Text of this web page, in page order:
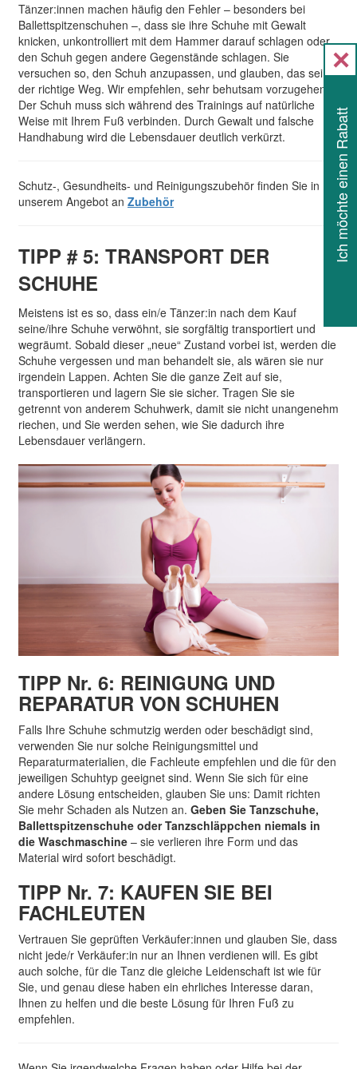
Tänzer:innen machen häufig den Fehler – besonders bei
Ballettspitzenschuhen –, dass sie ihre Schuhe mit Gewalt
knicken, unkontrolliert mit dem Hammer darauf schlagen oder
den Schuh gegen andere Gegenstände schlagen. Sie
versuchen so, den Schuh anzupassen, und glauben, das sei
der richtige Weg. Wir empfehlen, sehr behutsam vorzugehen.
Der Schuh muss sich während des Trainings auf natürliche
Weise mit Ihrem Fuß verbinden. Durch Gewalt und falsche
Handhabung wird die Lebensdauer deutlich verkürzt.
Schutz-, Gesundheits- und Reinigungszubehör finden Sie in
unserem Angebot an Zubehör
TIPP # 5: TRANSPORT DER
SCHUHE
Meistens ist es so, dass ein/e Tänzer:in nach dem Kauf
seine/ihre Schuhe verwöhnt, sie sorgfältig transportiert und
wegräumt. Sobald dieser „neue“ Zustand vorbei ist, werden die
Schuhe vergessen und man behandelt sie, als wären sie nur
irgendein Lappen. Achten Sie die ganze Zeit auf sie,
transportieren und lagern Sie sie sicher. Tragen Sie sie
getrennt von anderem Schuhwerk, damit sie nicht unangenehm
riechen, und Sie werden sehen, wie Sie dadurch ihre
Lebensdauer verlängern.
TIPP Nr. 6: REINIGUNG UND
REPARATUR VON SCHUHEN
Falls Ihre Schuhe schmutzig werden oder beschädigt sind,
verwenden Sie nur solche Reinigungsmittel und
Reparaturmaterialien, die Fachleute empfehlen und die für den
jeweiligen Schuhtyp geeignet sind. Wenn Sie sich für eine
andere Lösung entscheiden, glauben Sie uns: Damit richten
Sie mehr Schaden als Nutzen an. Geben Sie Tanzschuhe,
Ballettspitzenschuhe oder Tanzschläppchen niemals in
die Waschmaschine – sie verlieren ihre Form und das
Material wird sofort beschädigt.
TIPP Nr. 7: KAUFEN SIE BEI
FACHLEUTEN
Vertrauen Sie geprüften Verkäufer:innen und glauben Sie, dass
nicht jede/r Verkäufer:in nur an Ihnen verdienen will. Es gibt
auch solche, für die Tanz die gleiche Leidenschaft ist wie für
Sie, und genau diese haben ein ehrliches Interesse daran,
Ihnen zu helfen und die beste Lösung für Ihren Fuß zu
empfehlen.
Ich möchte einen Rabatt